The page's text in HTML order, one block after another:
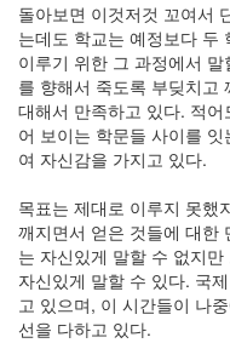
돌아보면 이것저것 꼬여서
는데도 학교는 예정보다 두
이루기 위한 그 과정에서
를 향해서 죽도록 부딪치고
대해서 만족하고 있다. 적
어 보이는 학문들 사이를
여 자신감을 가지고 있다.
목표는 제대로 이루지 못했
깨지면서 얻은 것들에 대한
는 자신있게 말할 수 없지
자신있게 말할 수 있다. 국
고 있으며, 이 시간들이 나
선을 다하고 있다.
미
디
어
계,
변
화,
슬
우
뉴
스
기
술,
세